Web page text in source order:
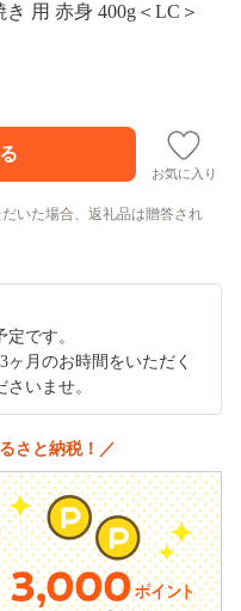
用 赤身 400g＜LC＞
お気に入り
いた場合、返礼品は贈答され
です。
月のお時間をいただく
いませ。
さと納税！／